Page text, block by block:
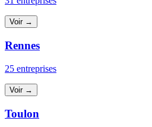
Voir →
Rennes
25 entreprises
Voir →
Toulon